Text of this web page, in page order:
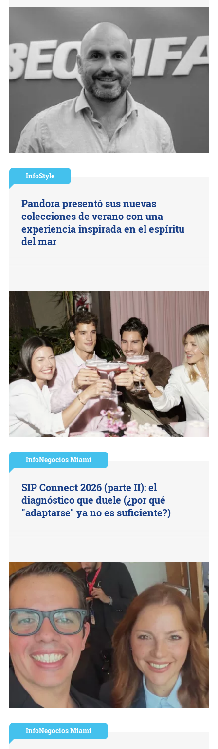
InfoStyle
Pandora presentó sus nuevas
colecciones de verano con una
experiencia inspirada en el espíritu
del mar
InfoNegocios Miami
SIP Connect 2026 (parte II): el
diagnóstico que duele (¿por qué
"adaptarse" ya no es suficiente?)
InfoNegocios Miami